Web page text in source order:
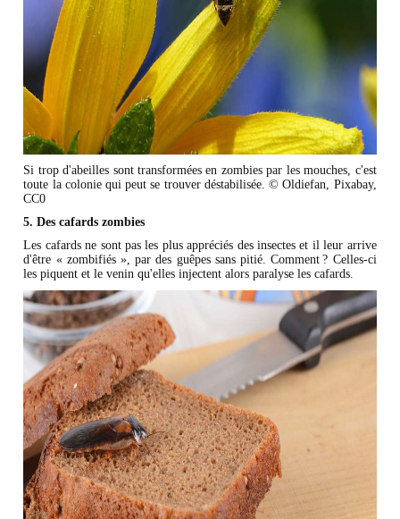
Si trop d'abeilles sont transformées en zombies par les mouches, c'est
toute la colonie qui peut se trouver déstabilisée. © Oldiefan, Pixabay,
CC0
5. Des cafards zombies
Les cafards ne sont pas les plus appréciés des insectes et il leur arrive
d'être « zombifiés », par des guêpes sans pitié. Comment ? Celles-ci
les piquent et le venin qu'elles injectent alors paralyse les cafards.